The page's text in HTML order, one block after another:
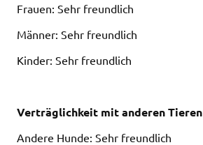
Frauen: Sehr freundlich
Männer: Sehr freundlich
Kinder: Sehr freundlich
Verträglichkeit mit anderen Tieren
Andere Hunde: Sehr freundlich